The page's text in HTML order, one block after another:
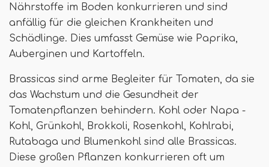
Nährstoffe im Boden konkurrieren und sind
anfällig für die gleichen Krankheiten und
Schädlinge. Dies umfasst Gemüse wie Paprika,
Auberginen und Kartoffeln.
Brassicas sind arme Begleiter für Tomaten, da sie
das Wachstum und die Gesundheit der
Tomatenpflanzen behindern. Kohl oder Napa -
Kohl, Grünkohl, Brokkoli, Rosenkohl, Kohlrabi,
Rutabaga und Blumenkohl sind alle Brassicas.
Diese großen Pflanzen konkurrieren oft um